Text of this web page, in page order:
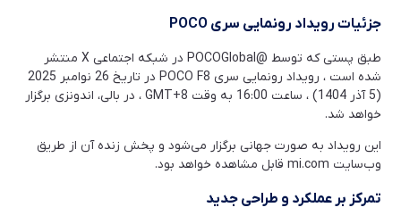
جزئیات رویداد رونمایی سری POCO
طبق پستی که توسط @POCOGlobal در شبکه اجتماعی X منتشر
شده است ، رویداد رونمایی سری POCO F8 در تاریخ 26 نوامبر 2025
(5 آذر 1404) ، ساعت 16:00 به وقت GMT+8 ، در بالی، اندونزی برگزار
خواهد شد.
این رویداد به صورت جهانی برگزار می‌شود و پخش زنده آن از طریق
وب‌سایت mi.com قابل مشاهده خواهد بود.
تمرکز بر عملکرد و طراحی جدید